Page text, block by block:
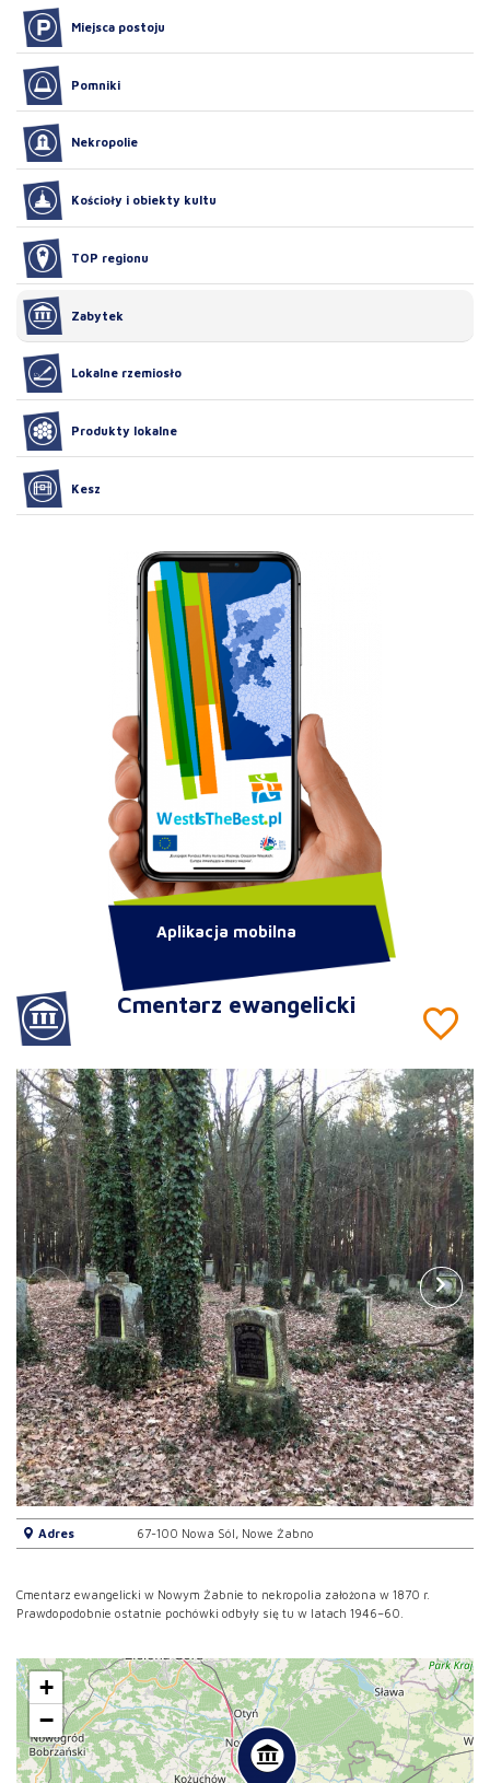
Cmentarz ewangelicki
Adres 67-100 Nowa Sól, Nowe Żabno
Cmentarz ewangelicki w Nowym Żabnie to nekropolia założona w 1870 r.
Prawdopodobnie ostatnie pochówki odbyły się tu w latach 1946–60.
+
−
Miejsca postoju
Pomniki
Nekropolie
Kościoły i obiekty kultu
TOP regionu
Zabytek
Lokalne rzemiosło
Produkty lokalne
Kesz
Aplikacja mobilna